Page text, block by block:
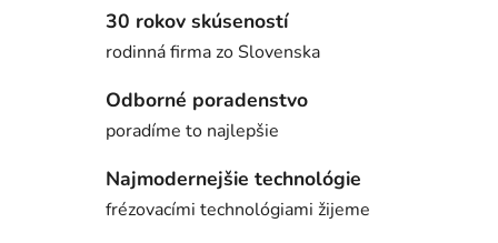
30 rokov skúseností
rodinná firma zo Slovenska
Odborné poradenstvo
poradíme to najlepšie
Najmodernejšie technológie
frézovacími technológiami žijeme